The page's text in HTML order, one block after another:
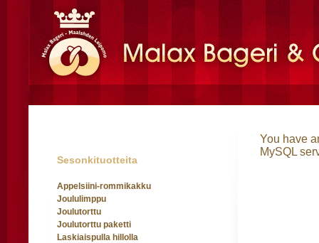
Sesonkituotteita
Appelsiini-rommikakku
Joululimppu
Joulutorttu
Joulutorttu paketti
Laskiaispulla hillolla
You have
MySQL